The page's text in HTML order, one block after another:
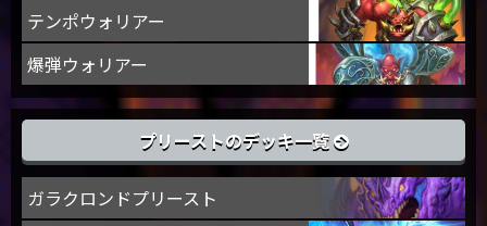
テンポウォリアー
爆弾ウォリアー
プリーストのデッキ一覧
ガラクロンドプリースト